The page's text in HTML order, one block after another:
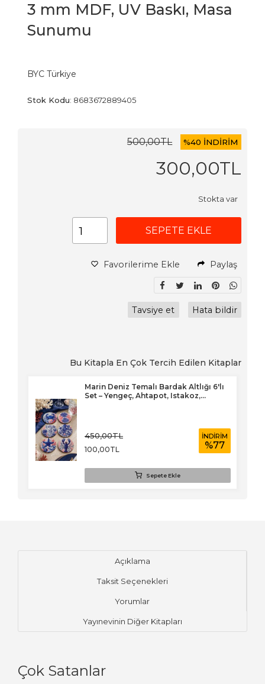
3 mm MDF, UV Baskı, Masa
Sunumu
BYC Türkiye
Stok Kodu: 8683672889405
500,00TL %40 İNDİRİM
300,00TL
Stokta var
SEPETE EKLE
Favorilerime Ekle Paylaş
Tavsiye et Hata bildir
Bu Kitapla En Çok Tercih Edilen Kitaplar
Marin Deniz Temalı Bardak Altlığı 6'lı
Set – Yengeç, Ahtapot, Istakoz,...
450,00TL
100,00TL
İNDİRİM
%77
Sepete Ekle
Açıklama
Taksit Seçenekleri
Yorumlar
Yayınevinin Diğer Kitapları
Çok Satanlar